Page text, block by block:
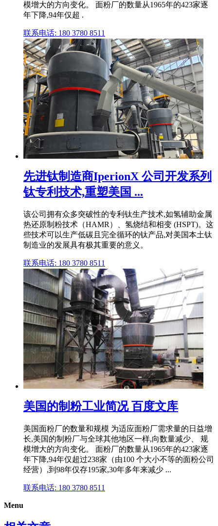
模增大的方向变化。 面粉厂的数量从1965年的423家逐
年下降,94年仅超 .
联系电话: 180 3780 8511
先进钛制造商IperionX 公司开发系列
钛专利技术,重塑美国 ...
该公司拥有众多突破性的专利钛生产技术,如氢辅助金属
热还原制粉技术（HAMR）、氢烧结和相变 (HSPT)。这
些技术可以生产低碳且完全循环的钛产品,对美国本土钛
制造业的发展具有极其重要的意义。
联系电话: 180 3780 8511
美国的制粉工业简况 百度文库
美国面粉厂的数量和规模 为适应面粉厂需求量的日益增
长,美国的制粉厂与全球其他地区一样,向数量减少、 规
模增大的方向变化。 面粉厂的数量从1965年的423家逐
年下降,94年仅超过238家（由100 个大小不等的面粉公司
经营）,到98年仅存195家,30年多年来减少 ...
联系电话: 180 3780 8511
Menu